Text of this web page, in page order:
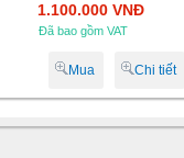
1.100.000 VNĐ
Đã bao gồm VAT
Mua Chi tiết